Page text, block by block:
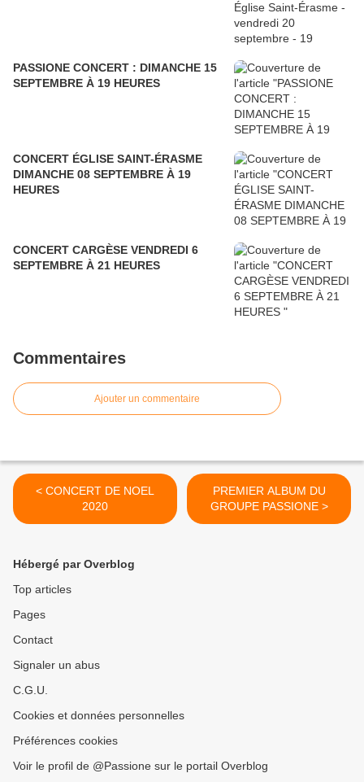
PASSIONE CONCERT : DIMANCHE 15
SEPTEMBRE À 19 HEURES
CONCERT ÉGLISE SAINT-ÉRASME
DIMANCHE 08 SEPTEMBRE À 19
HEURES
CONCERT CARGÈSE VENDREDI 6
SEPTEMBRE À 21 HEURES
Commentaires
Ajouter un commentaire
< CONCERT DE NOEL
2020
PREMIER ALBUM DU
GROUPE PASSIONE >
Hébergé par Overblog
Top articles
Pages
Contact
Signaler un abus
C.G.U.
Cookies et données personnelles
Préférences cookies
Voir le profil de @Passione sur le portail Overblog